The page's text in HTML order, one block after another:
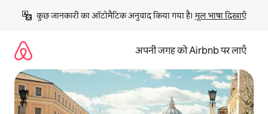
छोड़कर
कॉन्टेंट
कुछ जानकारी का ऑटोमैटिक अनुवाद किया गया है। मूल भाषा दिखाएँ
अपनी जगह को Airbnb पर लाएँ